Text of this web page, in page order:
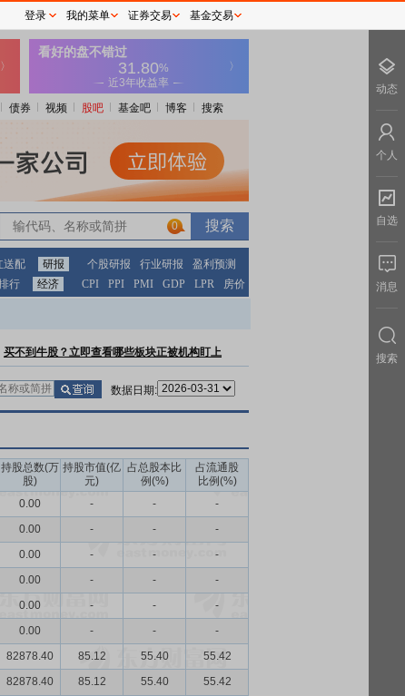
债券 视频 股吧 基金吧 博客 搜索
0
送配 研报 个股研报 行业研报
盈利预测
行 经济 CPI PPI PMI GDP LPR 房价
买不到牛股？立即查看哪些板块正被机构盯上
数据日期:
持股总数(万
股)
持股市值(亿
元)
占总股本比
例(%)
占流通股
比例(%)
0.00 - -
-
0.00 - -
-
0.00 - -
-
0.00 - -
-
0.00 - -
-
0.00 - -
-
82878.40 85.12 55.40
55.42
82878.40 85.12 55.40
55.42
登录 我的菜单 证券交易 基金交易
动态
个人
自选
消息
搜索